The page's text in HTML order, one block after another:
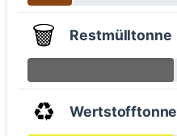
🗑️ Restmülltonne
♻️ Wertstofftonne